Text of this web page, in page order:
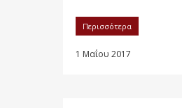
Περισσότερα
1 Μαΐου 2017